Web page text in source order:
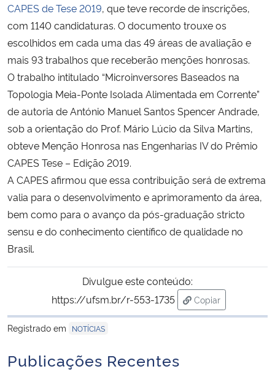
Ministério do Turismo
Ministério do Desenvolvimento Regional
Controladoria-Geral da União
Ministério da Mulher, da Família e dos Direitos Humanos
Secretaria-Geral
Secretaria de Governo
CAPES de Tese 2019, que teve recorde de inscrições,
com 1140 candidaturas. O documento trouxe os
escolhidos em cada uma das 49 áreas de avaliação e
mais 93 trabalhos que receberão menções honrosas.
O trabalho intitulado “Microinversores Baseados na
Topologia Meia-Ponte Isolada Alimentada em Corrente”
de autoria de António Manuel Santos Spencer Andrade,
sob a orientação do Prof. Mário Lúcio da Silva Martins,
obteve Menção Honrosa nas Engenharias IV do Prêmio
CAPES Tese – Edição 2019.
A CAPES afirmou que essa contribuição será de extrema
valia para o desenvolvimento e aprimoramento da área,
bem como para o avanço da pós-graduação stricto
sensu e do conhecimento científico de qualidade no
Brasil.
Divulgue este conteúdo:
https://ufsm.br/r-553-1735
Copiar
para área de
Registrado em
NOTÍCIAS
Publicações Recentes